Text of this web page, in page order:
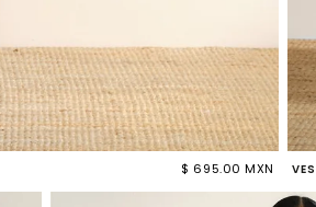
$ 695.00 MXN